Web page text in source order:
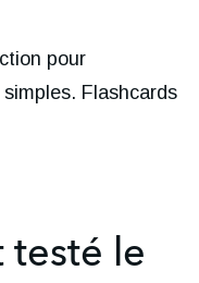
pour
Flashcards
testé le